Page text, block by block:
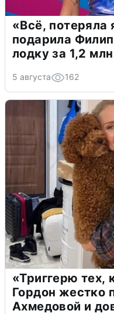
«Всё,
подарила
лодку за 1,2
5 августа 162
«Триггерю тех,
Гордон жестко
Ахмедовой и